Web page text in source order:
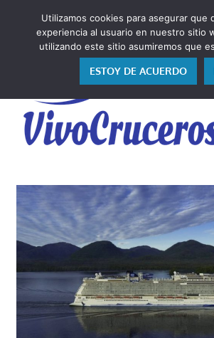
contenido
y,
como
vivo,
los
cuento
Utilizamos cookies para asegurar que
experiencia al usuario en nuestro sitio
utilizando este sitio asumiremos que
ESTOY DE ACUERDO